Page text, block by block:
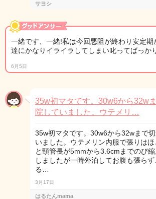
サヨシ
一緒です、一緒!私は今回悪阻が終わり安定期
達にかなりイライラしてしまい叱ってばっか
6月5日
35w初マタです。30w6から32w
院していました。ウテメリ…
35w初マタです。30w6から32wまで
いました。ウテメリン内服で張りは
と頸管長が5mmから3.6cmまでのび
しましたが一時外泊してお腹も張ら
る…
3月17日
はるたんmama